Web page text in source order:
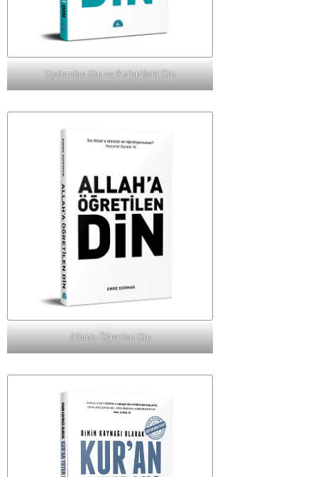
Uydurulan Din ve Kur'an'daki Din
Allah'a Öğretilen Din